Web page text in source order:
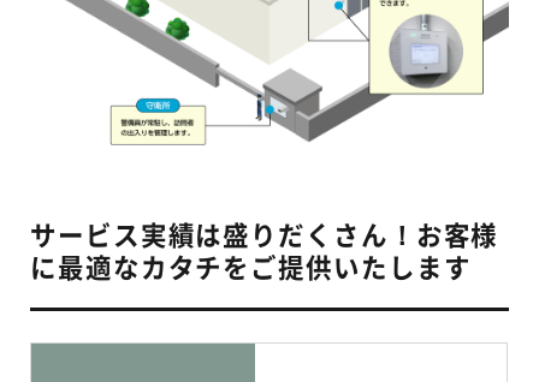
サービス実績は盛りだくさん！お客様
に最適なカタチをご提供いたします